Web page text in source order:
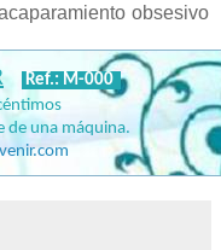
obsesivo
Ref.: M-000
de una máquina.